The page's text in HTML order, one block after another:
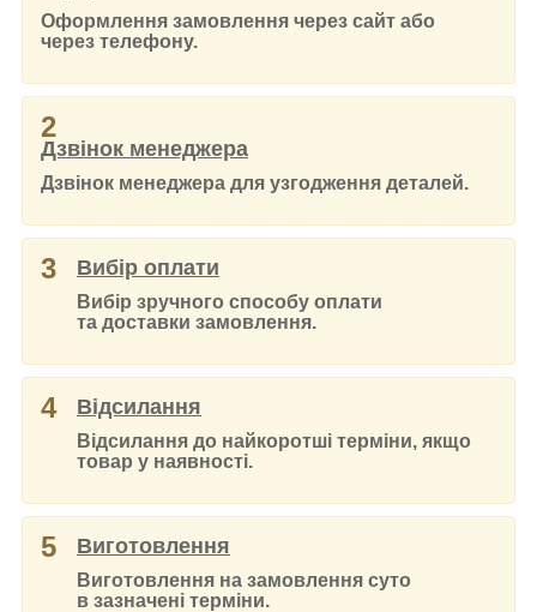
Оформлення замовлення через сайт або
через телефону.
2
Дзвінок менеджера
Дзвінок менеджера для узгодження деталей.
3 Вибір оплати
Вибір зручного способу оплати
та доставки замовлення.
4 Відсилання
Відсилання до найкоротші терміни, якщо
товар у наявності.
5 Виготовлення
Виготовлення на замовлення суто
в зазначені терміни.